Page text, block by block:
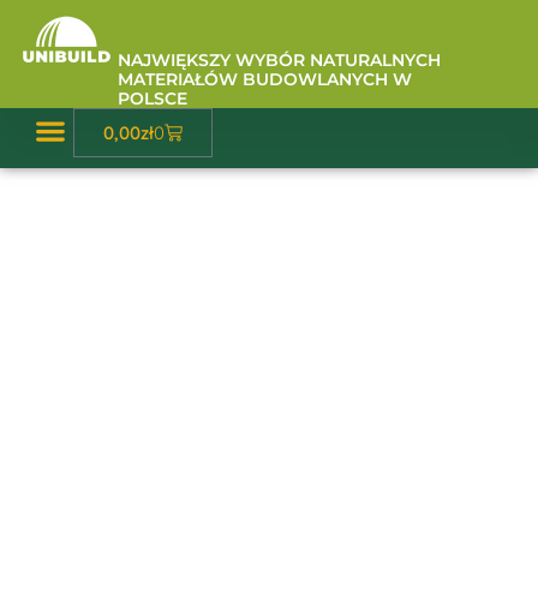
Przejdź
NAJWIĘKSZY WYBÓR NATURALNYCH
MATERIAŁÓW BUDOWLANYCH W
POLSCE
0,00zł0
Wózek